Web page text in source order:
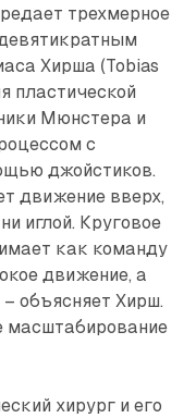
трехмерное
Хирша (Tobias
пластической
Мюнстера и
с
джойстиков.
движение вверх,
иглой. Круговое
как команду
движение, а
– объясняет Хирш.
масштабирование
хирург и его